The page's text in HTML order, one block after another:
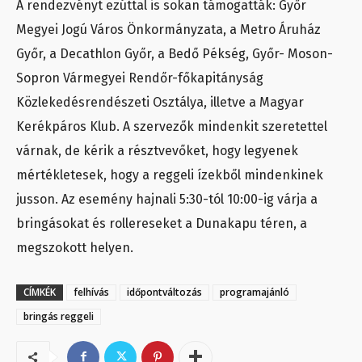
A rendezvényt ezúttal is sokan támogatták: Győr
Megyei Jogú Város Önkormányzata, a Metro Áruház
Győr, a Decathlon Győr, a Bedő Pékség, Győr- Moson-
Sopron Vármegyei Rendőr-főkapitányság
Közlekedésrendészeti Osztálya, illetve a Magyar
Kerékpáros Klub. A szervezők mindenkit szeretettel
várnak, de kérik a résztvevőket, hogy legyenek
mértékletesek, hogy a reggeli ízekből mindenkinek
jusson. Az esemény hajnali 5:30-tól 10:00-ig várja a
bringásokat és rollereseket a Dunakapu téren, a
megszokott helyen.
CÍMKÉK felhívás időpontváltozás
programajánló
bringás reggeli